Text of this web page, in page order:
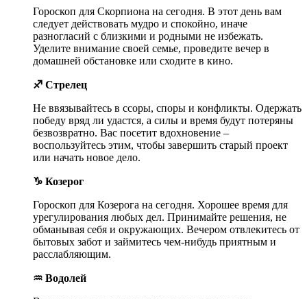
Гороскоп для Скорпиона на сегодня. В этот день вам
следует действовать мудро и спокойно, иначе
разногласий с близкими и родными не избежать.
Уделите внимание своей семье, проведите вечер в
домашней обстановке или сходите в кино.
♐ Стрелец
Не ввязывайтесь в ссоры, споры и конфликты. Одержать
победу вряд ли удастся, а силы и время будут потеряны
безвозвратно. Вас посетит вдохновение –
воспользуйтесь этим, чтобы завершить старый проект
или начать новое дело.
♑ Козерог
Гороскоп для Козерога на сегодня. Хорошее время для
урегулирования любых дел. Принимайте решения, не
обманывая себя и окружающих. Вечером отвлекитесь от
бытовых забот и займитесь чем-нибудь приятным и
расслабляющим.
♒ Водолей